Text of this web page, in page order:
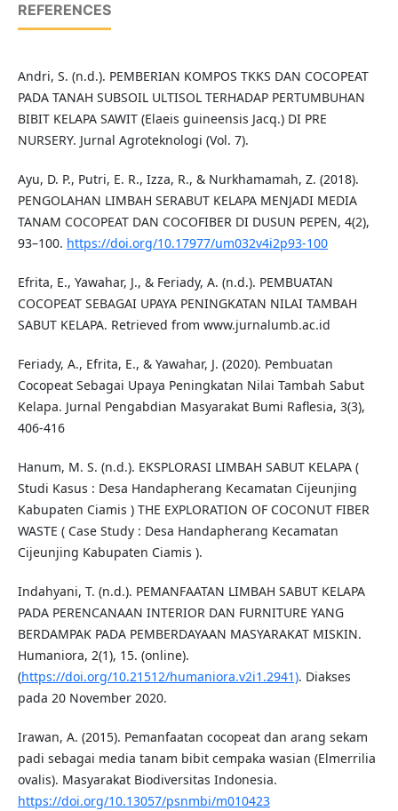
REFERENCES
Andri, S. (n.d.). PEMBERIAN KOMPOS TKKS DAN COCOPEAT
PADA TANAH SUBSOIL ULTISOL TERHADAP PERTUMBUHAN
BIBIT KELAPA SAWIT (Elaeis guineensis Jacq.) DI PRE
NURSERY. Jurnal Agroteknologi (Vol. 7).
Ayu, D. P., Putri, E. R., Izza, R., & Nurkhamamah, Z. (2018).
PENGOLAHAN LIMBAH SERABUT KELAPA MENJADI MEDIA
TANAM COCOPEAT DAN COCOFIBER DI DUSUN PEPEN, 4(2),
93–100. https://doi.org/10.17977/um032v4i2p93-100
Efrita, E., Yawahar, J., & Feriady, A. (n.d.). PEMBUATAN
COCOPEAT SEBAGAI UPAYA PENINGKATAN NILAI TAMBAH
SABUT KELAPA. Retrieved from www.jurnalumb.ac.id
Feriady, A., Efrita, E., & Yawahar, J. (2020). Pembuatan
Cocopeat Sebagai Upaya Peningkatan Nilai Tambah Sabut
Kelapa. Jurnal Pengabdian Masyarakat Bumi Raflesia, 3(3),
406-416
Hanum, M. S. (n.d.). EKSPLORASI LIMBAH SABUT KELAPA (
Studi Kasus : Desa Handapherang Kecamatan Cijeunjing
Kabupaten Ciamis ) THE EXPLORATION OF COCONUT FIBER
WASTE ( Case Study : Desa Handapherang Kecamatan
Cijeunjing Kabupaten Ciamis ).
Indahyani, T. (n.d.). PEMANFAATAN LIMBAH SABUT KELAPA
PADA PERENCANAAN INTERIOR DAN FURNITURE YANG
BERDAMPAK PADA PEMBERDAYAAN MASYARAKAT MISKIN.
Humaniora, 2(1), 15. (online).
(https://doi.org/10.21512/humaniora.v2i1.2941). Diakses
pada 20 November 2020.
Irawan, A. (2015). Pemanfaatan cocopeat dan arang sekam
padi sebagai media tanam bibit cempaka wasian (Elmerrilia
ovalis). Masyarakat Biodiversitas Indonesia.
https://doi.org/10.13057/psnmbi/m010423